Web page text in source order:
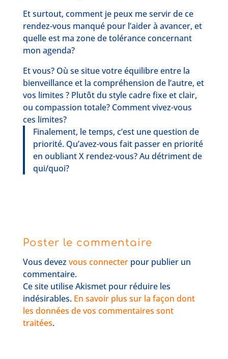
Et surtout, comment je peux me servir de ce
rendez-vous manqué pour l’aider à avancer, et
quelle est ma zone de tolérance concernant
mon agenda?
Et vous? Où se situe votre équilibre entre la
bienveillance et la compréhension de l’autre, et
vos limites ? Plutôt du style cadre fixe et clair,
ou compassion totale? Comment vivez-vous
ces limites?
Finalement, le temps, c’est une question de
priorité. Qu’avez-vous fait passer en priorité
en oubliant X rendez-vous? Au détriment de
qui/quoi?
Poster le commentaire
Vous devez vous connecterpour publier un
commentaire.
Ce site utilise Akismet pour réduire les
indésirables. En savoir plus sur la façon dont
les données de vos commentaires sont
traitées.